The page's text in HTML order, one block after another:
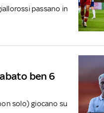
passano in
ben 6
solo) giocano su